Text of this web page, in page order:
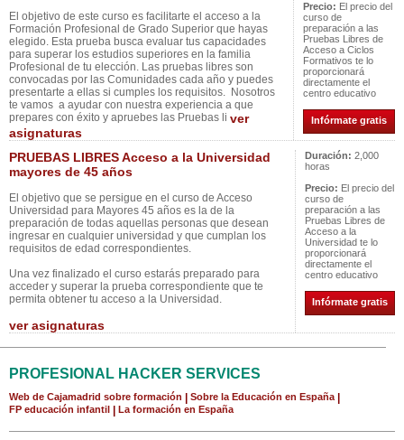
El objetivo de este curso es facilitarte el acceso a la
Formación Profesional de Grado Superior que hayas
elegido. Esta prueba busca evaluar tus capacidades
para superar los estudios superiores en la familia
Profesional de tu elección. Las pruebas libres son
convocadas por las Comunidades cada año y puedes
presentarte a ellas si cumples los requisitos. Nosotros
te vamos a ayudar con nuestra experiencia a que
prepares con éxito y apruebes las Pruebas li ver
asignaturas
Precio: El precio del
curso de
preparación a las
Pruebas Libres de
Acceso a Ciclos
Formativos te lo
proporcionará
directamente el
centro educativo
Infórmate gratis
PRUEBAS LIBRES Acceso a la Universidad
mayores de 45 años
El objetivo que se persigue en el curso de Acceso
Universidad para Mayores 45 años es la de la
preparación de todas aquellas personas que desean
ingresar en cualquier universidad y que cumplan los
requisitos de edad correspondientes.
Una vez finalizado el curso estarás preparado para
acceder y superar la prueba correspondiente que te
permita obtener tu acceso a la Universidad.
ver asignaturas
Duración: 2,000
horas
Precio: El precio del
curso de
preparación a las
Pruebas Libres de
Acceso a la
Universidad te lo
proporcionará
directamente el
centro educativo
Infórmate gratis
PROFESIONAL HACKER SERVICES
Web de Cajamadrid sobre formación Sobre la Educación en España
FP educación infantil La formación en España